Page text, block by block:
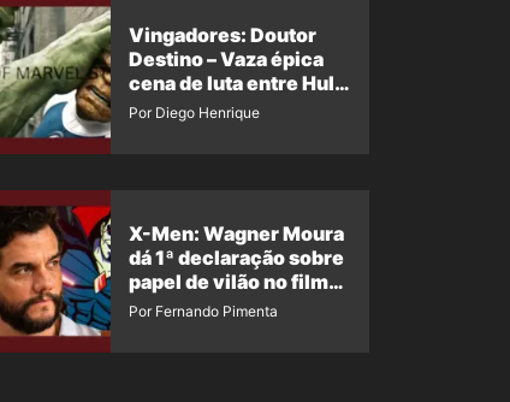
Vingadores: Doutor
Destino – Vaza épica
cena de luta entre Hulk
e o Coisa
Por Diego Henrique
X-Men: Wagner Moura
dá 1ª declaração sobre
papel de vilão no filme
da Marvel
Por Fernando Pimenta